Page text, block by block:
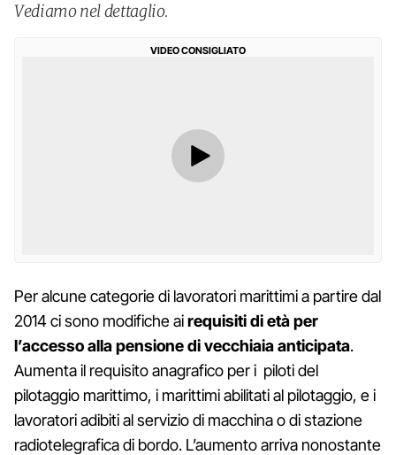
Vediamo nel dettaglio.
VIDEO CONSIGLIATO
Per alcune categorie di lavoratori marittimi a partire dal
2014 ci sono modifiche airequisiti di età per
l’accesso alla pensione di vecchiaia anticipata.
Aumenta il requisito anagrafico per i piloti del
pilotaggio marittimo, i marittimi abilitati al pilotaggio, e i
lavoratori adibiti al servizio di macchina o di stazione
radiotelegrafica di bordo. L’aumento arriva nonostante